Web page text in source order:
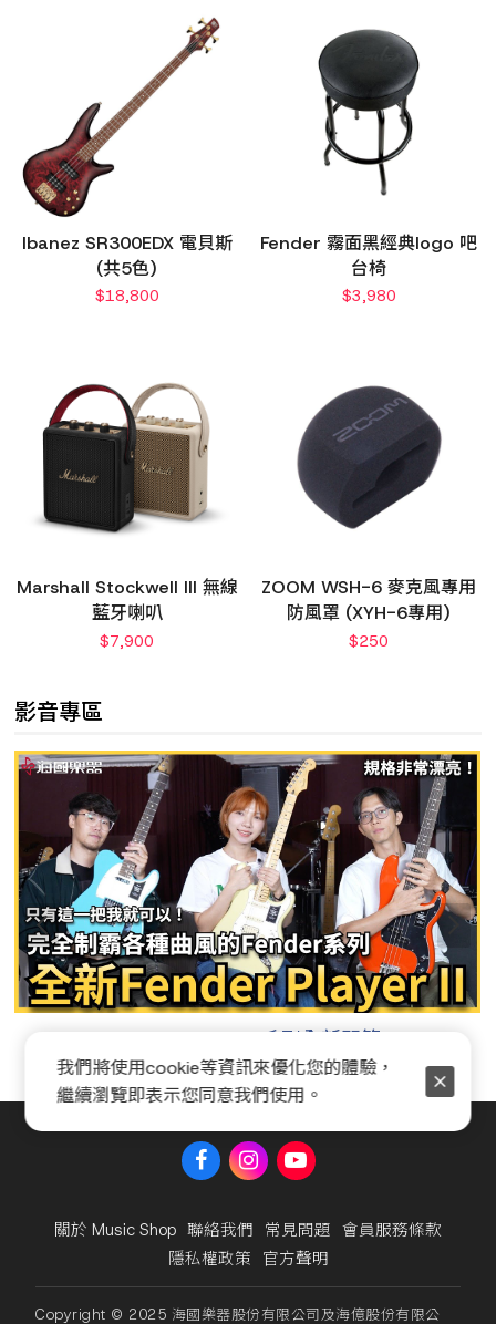
Ibanez SR300EDX 電貝斯
(共5色)
$18,800
Fender 霧面黑經典logo 吧
台椅
$3,980
Marshall Stockwell III 無線
藍牙喇叭
$7,900
ZOOM WSH-6 麥克風專用
防風罩 (XYH-6專用)
$250
影音專區
Fender Player II 系列全新開箱
關於 Music Shop 聯絡我們 常見問題 會員服務條款
隱私權政策 官方聲明
Copyright © 2025 海國樂器股份有限公司及海億股份有限公
我們將使用cookie等資訊來優化您的體驗，
繼續瀏覽即表示您同意我們使用。